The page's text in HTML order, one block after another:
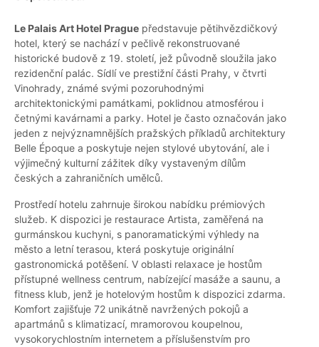
Le Palais Art Hotel Prague představuje pětihvězdičkový
hotel, který se nachází v pečlivě rekonstruované
historické budově z 19. století, jež původně sloužila jako
rezidenční palác. Sídlí ve prestižní části Prahy, v čtvrti
Vinohrady, známé svými pozoruhodnými
architektonickými památkami, poklidnou atmosférou i
četnými kavárnami a parky. Hotel je často označován jako
jeden z nejvýznamnějších pražských příkladů architektury
Belle Époque a poskytuje nejen stylové ubytování, ale i
výjimečný kulturní zážitek díky vystaveným dílům
českých a zahraničních umělců.
Prostředí hotelu zahrnuje širokou nabídku prémiových
služeb. K dispozici je restaurace Artista, zaměřená na
gurmánskou kuchyni, s panoramatickými výhledy na
město a letní terasou, která poskytuje originální
gastronomická potěšení. V oblasti relaxace je hostům
přístupné wellness centrum, nabízející masáže a saunu, a
fitness klub, jenž je hotelovým hostům k dispozici zdarma.
Komfort zajišťuje 72 unikátně navržených pokojů a
apartmánů s klimatizací, mramorovou koupelnou,
vysokorychlostním internetem a příslušenstvím pro